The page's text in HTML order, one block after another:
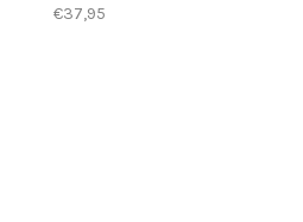
€37,95